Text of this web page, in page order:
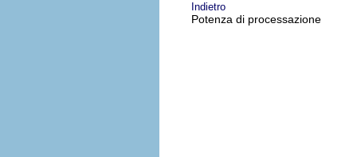
Indietro
Potenza di processazione